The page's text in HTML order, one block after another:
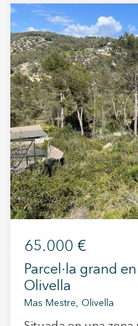
construcció i redueix
orientació sud-est,
durant gran part del
lluminosa i eficient
una zona residencial
compta amb
enllumenat públic i
per la qual cosa
casa unifamiliar a mida.
destacades: Superfície: 849 m² Orientació: sud-
est Terreny urbà i pla Preu: 40.000 €
Infraestructura:
públic, electricitat Entorn natural i tranquil,
envoltat de vegetació A només 15-20 minuts
Sitges i la costa Una oportunitat única per
65.000 €
Parcel·la grand
Olivella
Mas Mestre, Olivella